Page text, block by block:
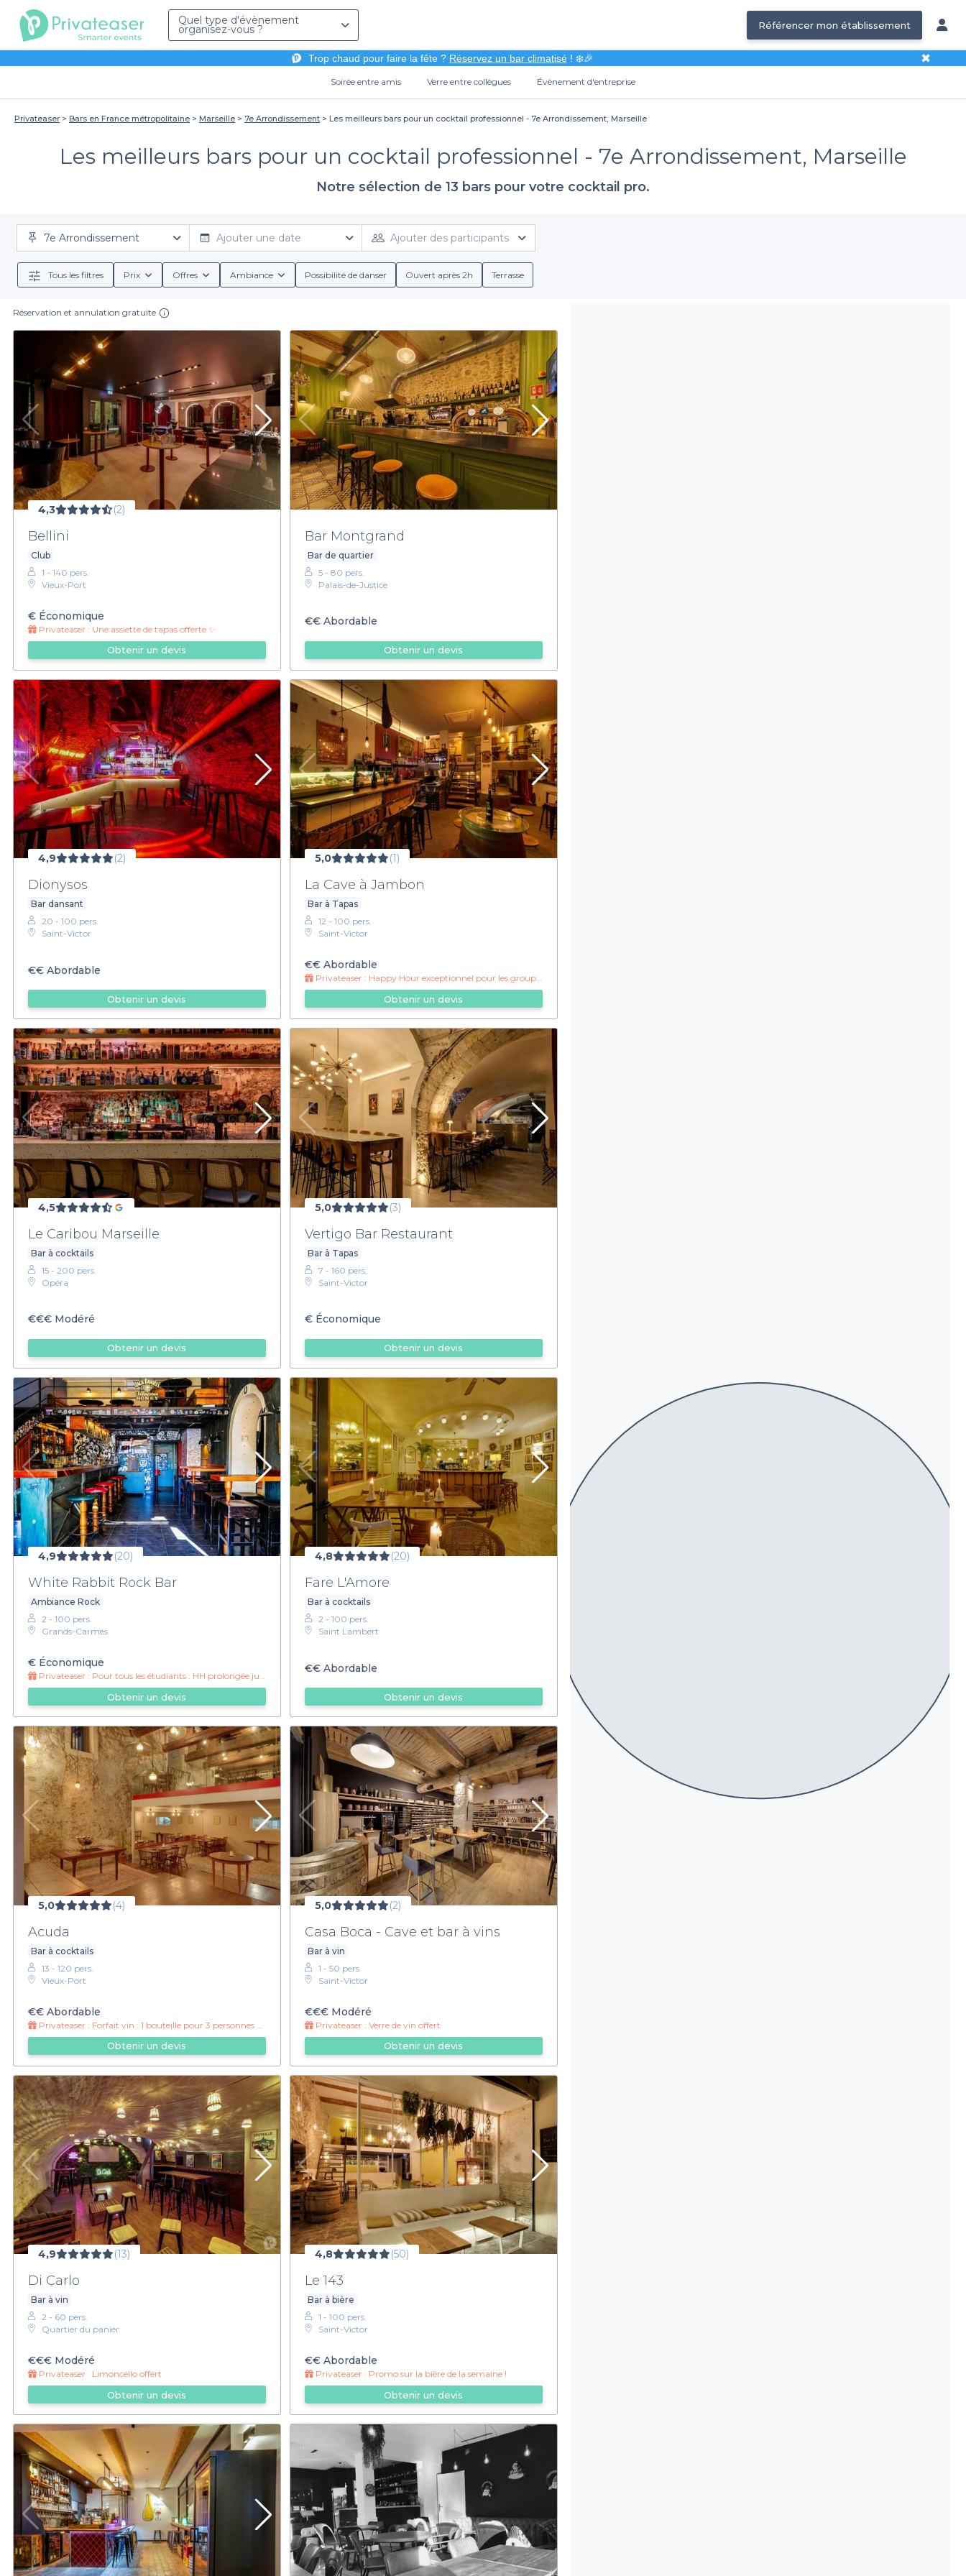
Quel type d'évènement
organisez-vous ? Référencer mon établissement
Trop chaud pour faire la fête ? Réservez un bar climatisé! ❄️🎉 ✖
Soirée entre amis Verre entre collègues Évènement d'entreprise
Privateaser Bars en France métropolitaine Marseille 7e Arrondissement Les meilleurs bars pour un cocktail professionnel - 7e Arrondissement, Marseille
Les meilleurs bars pour un cocktail professionnel - 7e Arrondissement, Marseille
Notre sélection de 13 bars pour votre cocktail pro.
7e Arrondissement Ajouter une date Ajouter des participants
Tous les filtres Prix Offres Ambiance Possibilité de danser Ouvert après 2h Terrasse
Réservation et annulation gratuite
4,3 (2)
Bellini
Club
1 - 140 pers.
Vieux-Port
€ Économique
Privateaser : Une assiette de tapas offerte ✨
Obtenir un devis
Bar Montgrand
Bar de quartier
5 - 80 pers.
Palais-de-Justice
€€Abordable
Obtenir un devis
4,9 (2)
Dionysos
Bar dansant
20 - 100 pers.
Saint-Victor
€€ Abordable
Obtenir un devis
5,0 (1)
La Cave à Jambon
Bar à Tapas
12 - 100 pers.
Saint-Victor
€€Abordable
Privateaser : Happy Hour exceptionnel pour les groupes !
Obtenir un devis
4,5
Le Caribou Marseille
Bar à cocktails
15 - 200 pers.
Opéra
€€€ Modéré
Obtenir un devis
5,0 (3)
Vertigo Bar Restaurant
Bar à Tapas
7 - 160 pers.
Saint-Victor
€Économique
Obtenir un devis
4,9 (20)
White Rabbit Rock Bar
Ambiance Rock
2 - 100 pers.
Grands-Carmes
€ Économique
Privateaser : Pour tous les étudiants : HH prolongée jusqu'à la fermeture !
Obtenir un devis
4,8 (20)
Fare L'Amore
Bar à cocktails
2 - 100 pers.
Saint Lambert
€€Abordable
Obtenir un devis
5,0 (4)
Acuda
Bar à cocktails
13 - 120 pers.
Vieux-Port
€€ Abordable
Privateaser : Forfait vin : 1 bouteille pour 3 personnes à 12.50€ par personne !
Obtenir un devis
5,0 (2)
Casa Boca - Cave et bar à vins
Bar à vin
1 - 50 pers.
Saint-Victor
€€€Modéré
Privateaser : Verre de vin offert
Obtenir un devis
4,9 (13)
Di Carlo
Bar à vin
2 - 60 pers.
Quartier du panier
€€€ Modéré
Privateaser : Limoncello offert
Obtenir un devis
4,8 (50)
Le 143
Bar à bière
1 - 100 pers.
Saint-Victor
€€Abordable
Privateaser : Promo sur la bière de la semaine !
Obtenir un devis